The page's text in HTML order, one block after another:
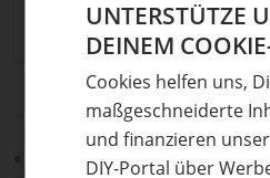
Foto auf Holz ,Fototransfer,
«
Boho Flowergirl trifft
UNTERSTÜTZE
DEINEM
Cookies helfen uns,
maßgeschneiderte
und finanzieren
DIY-Portal über